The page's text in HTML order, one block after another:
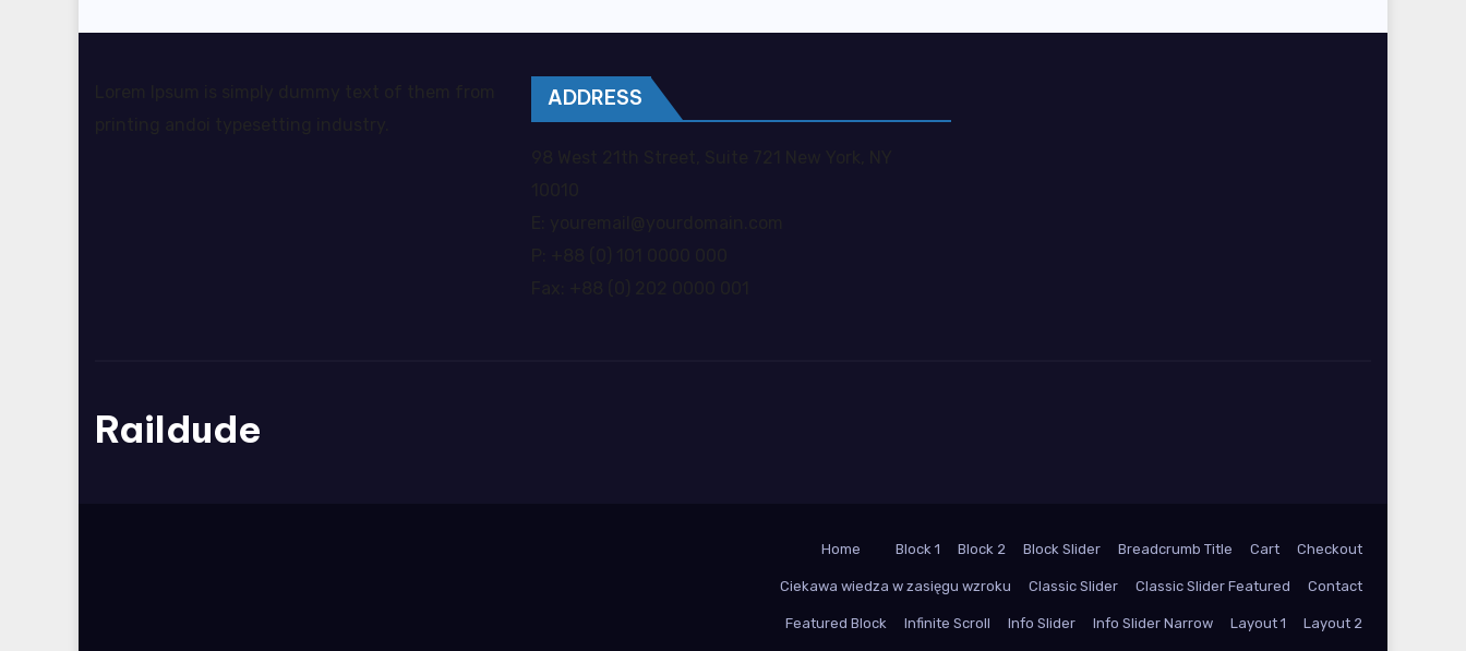
swobodę?
ADDRESS
Raildude
Home Block 1 Block 2 Block Slider Breadcrumb Title Cart Checkout
Ciekawa wiedza w zasięgu wzroku Classic Slider Classic Slider Featured Contact
Featured Block Infinite Scroll Info Slider Info Slider Narrow Layout 1 Layout 2